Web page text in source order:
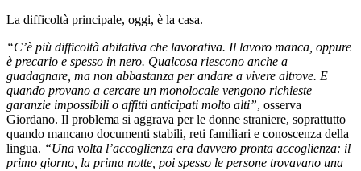
La difficoltà principale, oggi, è la casa.
“C’è più difficoltà abitativa che lavorativa. Il lavoro manca, oppure
è precario e spesso in nero. Qualcosa riescono anche a
guadagnare, ma non abbastanza per andare a vivere altrove. E
quando provano a cercare un monolocale vengono richieste
garanzie impossibili o affitti anticipati molto alti”, osserva
Giordano. Il problema si aggrava per le donne straniere, soprattutto
quando mancano documenti stabili, reti familiari e conoscenza della
lingua. “Una volta l’accoglienza era davvero pronta accoglienza: il
primo giorno, la prima notte, poi spesso le persone trovavano una